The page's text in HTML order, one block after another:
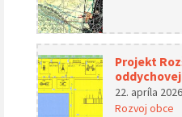
Projekt
22. apríla 2026
Rozvoj obce